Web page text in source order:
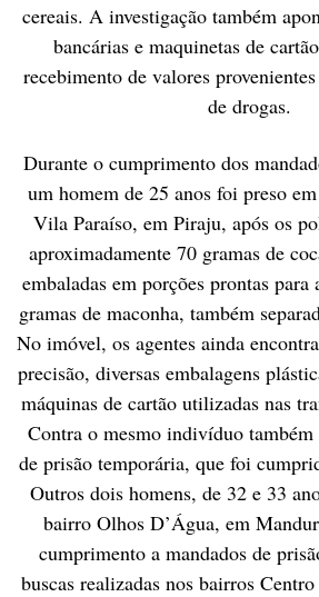
cereais. A investigação também
bancárias e maquinetas de
recebimento de valores
de drogas.
Durante o cumprimento dos
um homem de 25 anos foi preso
Vila Paraíso, em Piraju, após os
aproximadamente 70 gramas de
embaladas em porções prontas para
gramas de maconha, também
No imóvel, os agentes ainda
precisão, diversas embalagens
máquinas de cartão utilizadas nas
Contra o mesmo indivíduo também
de prisão temporária, que foi
Outros dois homens, de 32 e 33
bairro Olhos D’Água, em
cumprimento a mandados de
buscas realizadas nos bairros